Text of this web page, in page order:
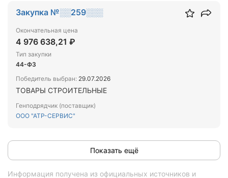
Закупка №░░259░░░
Окончательная цена
4 976 638,21 ₽
Тип закупки
44-ФЗ
Победитель выбран: 29.07.2026
ТОВАРЫ СТРОИТЕЛЬНЫЕ
Генподрядчик (поставщик)
ООО "АТР-СЕРВИС"
Показать ещё
Информация получена из официальных источников и